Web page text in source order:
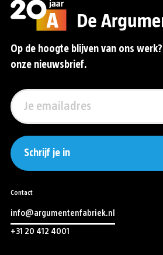
Op de hoogte blijven van ons
onze nieuwsbrief.
Schrijf je in
Contact
info@argumentenfabriek.nl
+31 20 412 4001